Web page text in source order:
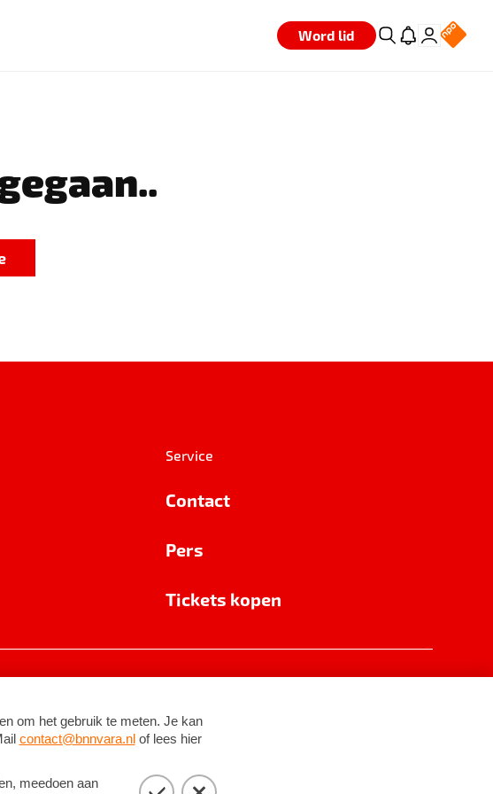
Word lid
Service
Contact
Pers
Tickets kopen